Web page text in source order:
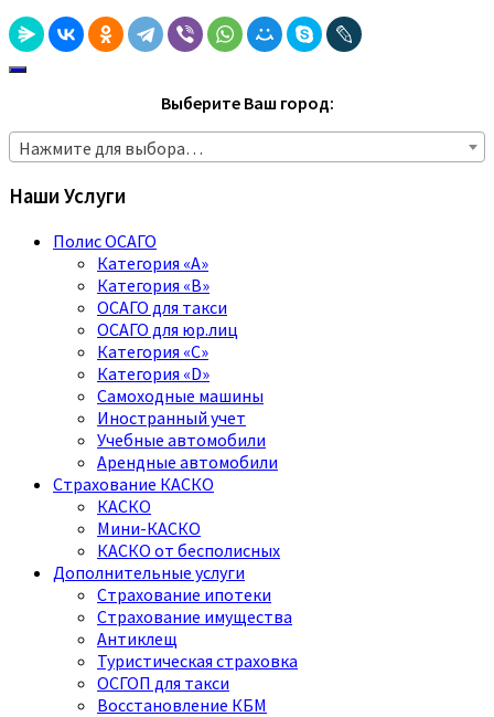
Выберите Ваш город:
Нажмите для выбора…
Наши Услуги
Полис ОСАГО
Категория «A»
Категория «B»
ОСАГО для такси
ОСАГО для юр.лиц
Категория «C»
Категория «D»
Самоходные машины
Иностранный учет
Учебные автомобили
Арендные автомобили
Страхование КАСКО
КАСКО
Мини-КАСКО
КАСКО от бесполисных
Дополнительные услуги
Страхование ипотеки
Страхование имущества
Антиклещ
Туристическая страховка
ОСГОП для такси
Восстановление КБМ